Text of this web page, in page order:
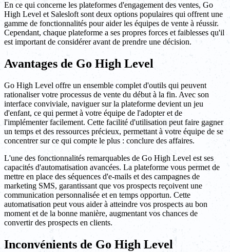
En ce qui concerne les plateformes d'engagement des ventes, Go
High Level et Salesloft sont deux options populaires qui offrent une
gamme de fonctionnalités pour aider les équipes de vente à réussir.
Cependant, chaque plateforme a ses propres forces et faiblesses qu'il
est important de considérer avant de prendre une décision.
Avantages de Go High Level
Go High Level offre un ensemble complet d'outils qui peuvent
rationaliser votre processus de vente du début à la fin. Avec son
interface conviviale, naviguer sur la plateforme devient un jeu
d'enfant, ce qui permet à votre équipe de l'adopter et de
l'implémenter facilement. Cette facilité d'utilisation peut faire gagner
un temps et des ressources précieux, permettant à votre équipe de se
concentrer sur ce qui compte le plus : conclure des affaires.
L'une des fonctionnalités remarquables de Go High Level est ses
capacités d'automatisation avancées. La plateforme vous permet de
mettre en place des séquences d'e-mails et des campagnes de
marketing SMS, garantissant que vos prospects reçoivent une
communication personnalisée et en temps opportun. Cette
automatisation peut vous aider à atteindre vos prospects au bon
moment et de la bonne manière, augmentant vos chances de
convertir des prospects en clients.
Inconvénients de Go High Level